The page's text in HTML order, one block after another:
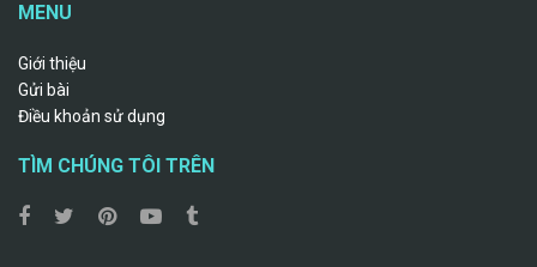
MENU
Giới thiệu
Gửi bài
Điều khoản sử dụng
TÌM CHÚNG TÔI TRÊN